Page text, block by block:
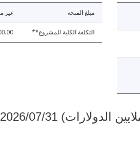
مبلغ المنحة غير
التكلفة الكلية للمشروع**
2026/07/31